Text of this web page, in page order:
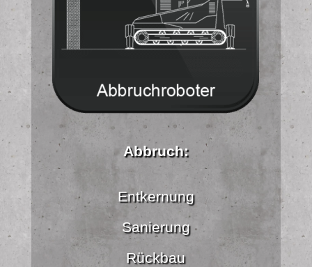
Abbruch:
Entkernung
Sanierung
Rückbau